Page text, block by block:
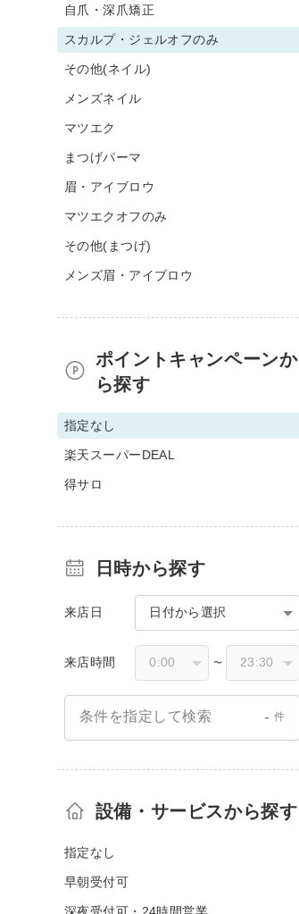
自爪・深爪矯正
スカルプ・ジェルオフのみ
その他(ネイル)
メンズネイル
マツエク
まつげパーマ
眉・アイブロウ
マツエクオフのみ
その他(まつげ)
メンズ眉・アイブロウ
ポイントキャンペーンか
ら探す
指定なし
楽天スーパーDEAL
得サロ
日時から探す
来店日 日付から選択
来店時間 〜
条件を指定して検索 - 件
設備・サービスから探す
指定なし
早朝受付可
深夜受付可・24時間営業